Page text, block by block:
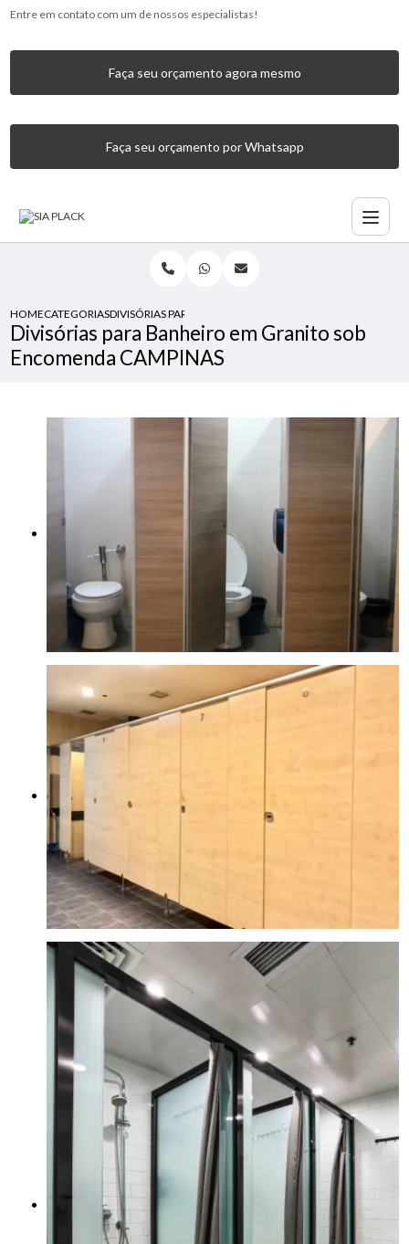
Entre em contato com um de nossos especialistas!
Faça seu orçamento agora mesmo
Faça seu orçamento por Whatsapp
HOMECATEGORIASDIVISÓRIAS PARA BANHEIRO EM GRANITO SOB
Divisórias para Banheiro em Granito sob
Encomenda CAMPINAS